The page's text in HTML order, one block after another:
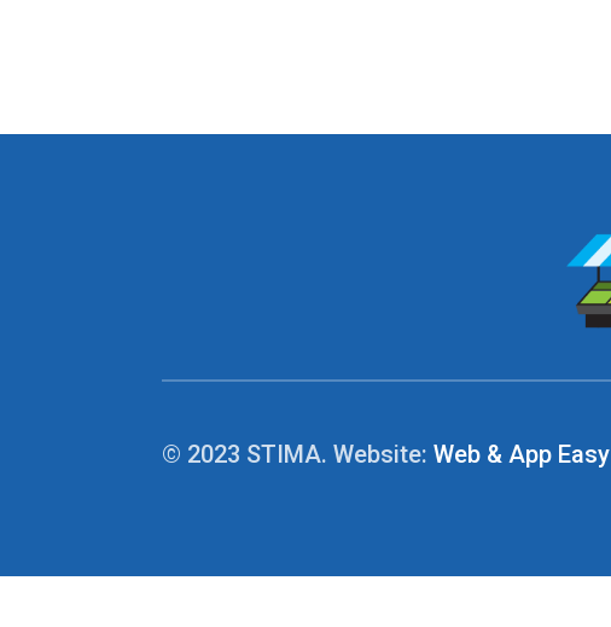
© 2023 STIMA. Website:Web & App Easy